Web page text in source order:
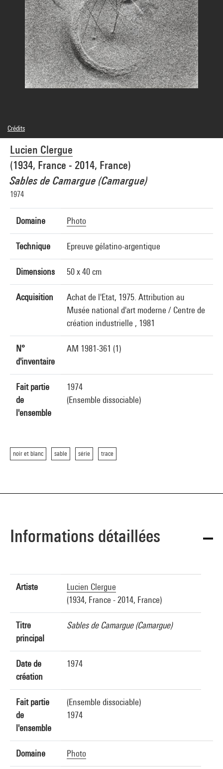
Lucien Clergue
(1934, France - 2014, France)
Sables de Camargue (Camargue)
1974
Domaine Photo
Technique Epreuve gélatino-argentique
Dimensions 50 x 40 cm
Acquisition
Achat de l'Etat, 1975. Attribution au
Musée national d'art moderne / Centre de
création industrielle , 1981
N°
d'inventaire
AM 1981-361 (1)
Fait partie
de
l'ensemble
1974
(Ensemble dissociable)
noir et blanc sable série trace
Crédits
© Atelier Lucien Clergue / SAIF
Crédit photographique : Centre Pompidou, MNAM-CCI/Georges Meguerditchian/Dist.
GrandPalaisRmn
Réf. image : 4N60176
Diffusion image : GrandPalaisRmnPhoto
Informations détaillées
Artiste
Lucien Clergue
(1934, France - 2014, France)
Titre
principal
Sables de Camargue (Camargue)
Date de
création
1974
Fait partie
de
l'ensemble
(Ensemble dissociable)
1974
Domaine Photo